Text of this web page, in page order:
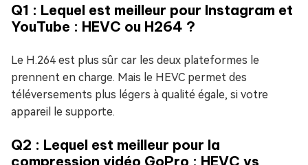
Q1 : Lequel est meilleur pour Instagram et
YouTube : HEVC ou H264 ?
Le H.264 est plus sûr car les deux plateformes le
prennent en charge. Mais le HEVC permet des
téléversements plus légers à qualité égale, si votre
appareil le supporte.
Q2 : Lequel est meilleur pour la
compression vidéo GoPro : HEVC vs